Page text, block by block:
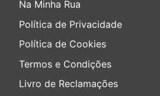
Na Minha Rua
Política de Privacidade
Política de Cookies
Termos e Condições
Livro de Reclamações